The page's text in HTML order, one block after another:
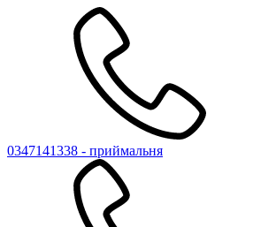
0347141338 - приймальня